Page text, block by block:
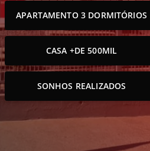
APARTAMENTO 3 DORMITÓRIOS
CASA +DE 500MIL
SONHOS REALIZADOS